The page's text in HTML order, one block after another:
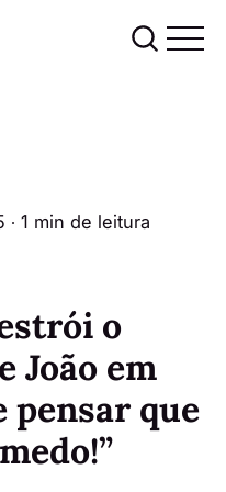
∙ 1 min de leitura
o
João em
pensar que